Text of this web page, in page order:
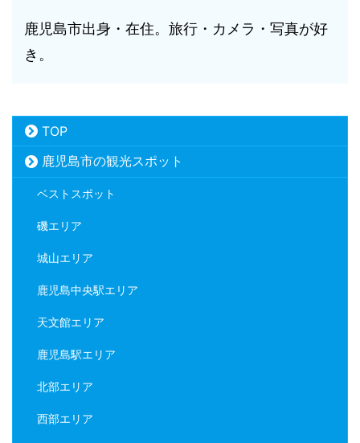
鹿児島市出身・在住。旅行・カメラ・写真が好
き。
TOP
鹿児島市の観光スポット
ベストスポット
磯エリア
城山エリア
鹿児島中央駅エリア
天文館エリア
鹿児島駅エリア
北部エリア
西部エリア